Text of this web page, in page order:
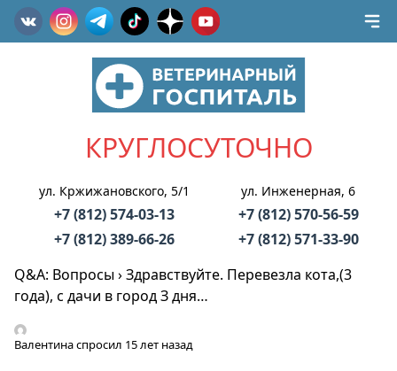
КРУГЛОСУТОЧНО
ул. Кржижановского, 5/1
+7 (812) 574-03-13
+7 (812) 389-66-26
ул. Инженерная, 6
+7 (812) 570-56-59
+7 (812) 571-33-90
Q&A: Вопросы›Здравствуйте. Перевезла кота,(3
года), с дачи в город З дня…
Валентинаспросил 15 лет назад